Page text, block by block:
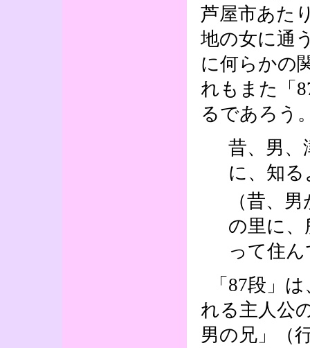
芦屋市あた
地の女に通
に何らかの
れもまた「
るであろう
昔、男、
に、知
（昔、
の里に
って住
「87段」
れる主人公
男の兄」（